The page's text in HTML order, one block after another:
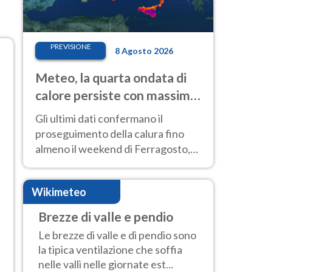
PREVISIONE 8 Agosto 2026
Meteo, la quarta ondata di
calore persiste con massime
sempre molto elevate
Gli ultimi dati confermano il
proseguimento della calura fino
almeno il weekend di Ferragosto,
con tendenza a una nuova
intensificazione prossima
settimana
Wikimeteo
Brezze di valle e pendio
Le brezze di valle e di pendio sono
la tipica ventilazione che soffia
nelle valli nelle giornate est...